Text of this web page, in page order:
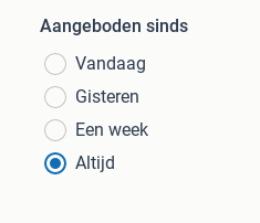
Aangeboden sinds
Vandaag
Gisteren
Een week
Altijd